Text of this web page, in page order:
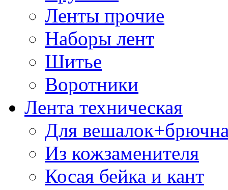
Ленты прочие
Наборы лент
Шитье
Воротники
Лента техническая
Для
Из кожзаменителя
Косая бейка и кант